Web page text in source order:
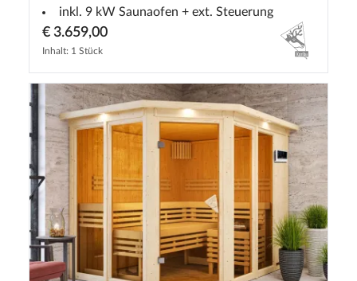
inkl. 9 kW Saunaofen + ext. Steuerung
€ 3.659,00
Inhalt: 1 Stück